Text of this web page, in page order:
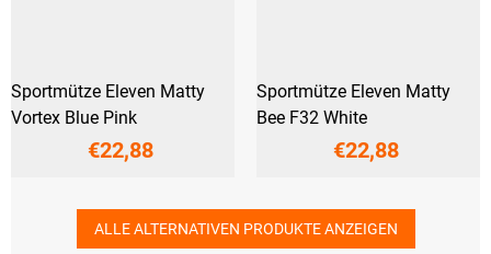
Sportmütze Eleven Matty
Vortex Blue Pink
€22,88
Sportmütze Eleven Matty
Bee F32 White
€22,88
ALLE ALTERNATIVEN PRODUKTE ANZEIGEN